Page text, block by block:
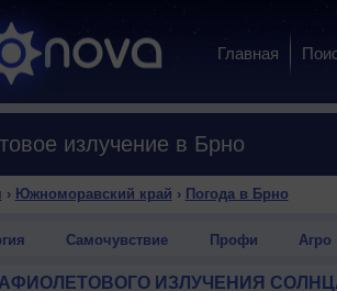
Главная
излучение в Брно
› Южноморавский край › Погода в Брно
Самочувствие Профи Агро
ИЗЛУЧЕНИЯ